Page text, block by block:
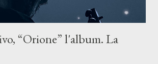
“Orione” l'album. La